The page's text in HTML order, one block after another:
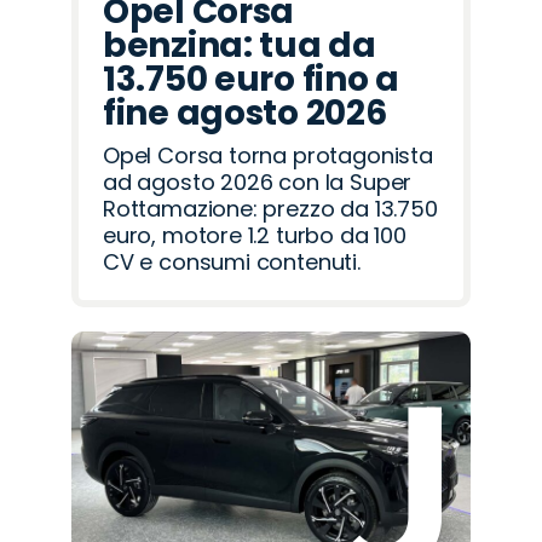
Opel Corsa
benzina: tua da
13.750 euro fino a
fine agosto 2026
Opel Corsa torna protagonista
ad agosto 2026 con la Super
Rottamazione: prezzo da 13.750
euro, motore 1.2 turbo da 100
CV e consumi contenuti.